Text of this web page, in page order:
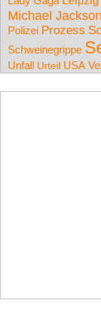
Michael Jackson
Polizei Prozess
Schweinegrippe
Unfall Urteil USA